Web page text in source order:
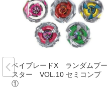
ベイブレードX ランダムブー
スター VOL.10 セミコンプ
①